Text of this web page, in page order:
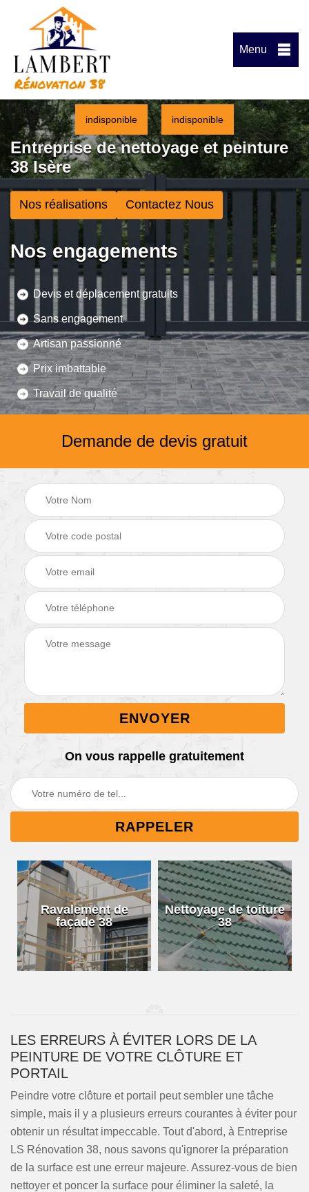
Menu
indisponible indisponible
Entreprise de nettoyage et peinture
38 Isère
Nos réalisations Contactez Nous
Nos engagements
Devis et déplacement gratuits
Sans engagement
Artisan passionné
Prix imbattable
Travail de qualité
Demande de devis gratuit
On vous rappelle gratuitement
Ravalement de
façade 38
Nettoyage de toiture
38
LES ERREURS À ÉVITER LORS DE LA
PEINTURE DE VOTRE CLÔTURE ET
PORTAIL
Peindre votre clôture et portail peut sembler une tâche
simple, mais il y a plusieurs erreurs courantes à éviter pour
obtenir un résultat impeccable. Tout d'abord, à Entreprise
LS Rénovation 38, nous savons qu'ignorer la préparation
de la surface est une erreur majeure. Assurez-vous de bien
nettoyer et poncer la surface pour éliminer la saleté, la